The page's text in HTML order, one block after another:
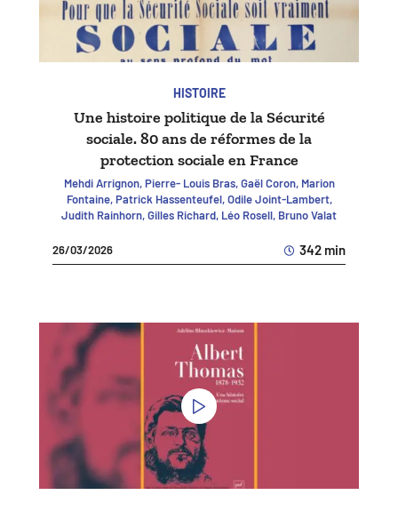
HISTOIRE
Une histoire politique de la Sécurité
sociale. 80 ans de réformes de la
protection sociale en France
Mehdi Arrignon, Pierre- Louis Bras, Gaël Coron, Marion
Fontaine, Patrick Hassenteufel, Odile Joint-Lambert,
Judith Rainhorn, Gilles Richard, Léo Rosell, Bruno Valat
26/03/2026 342 min